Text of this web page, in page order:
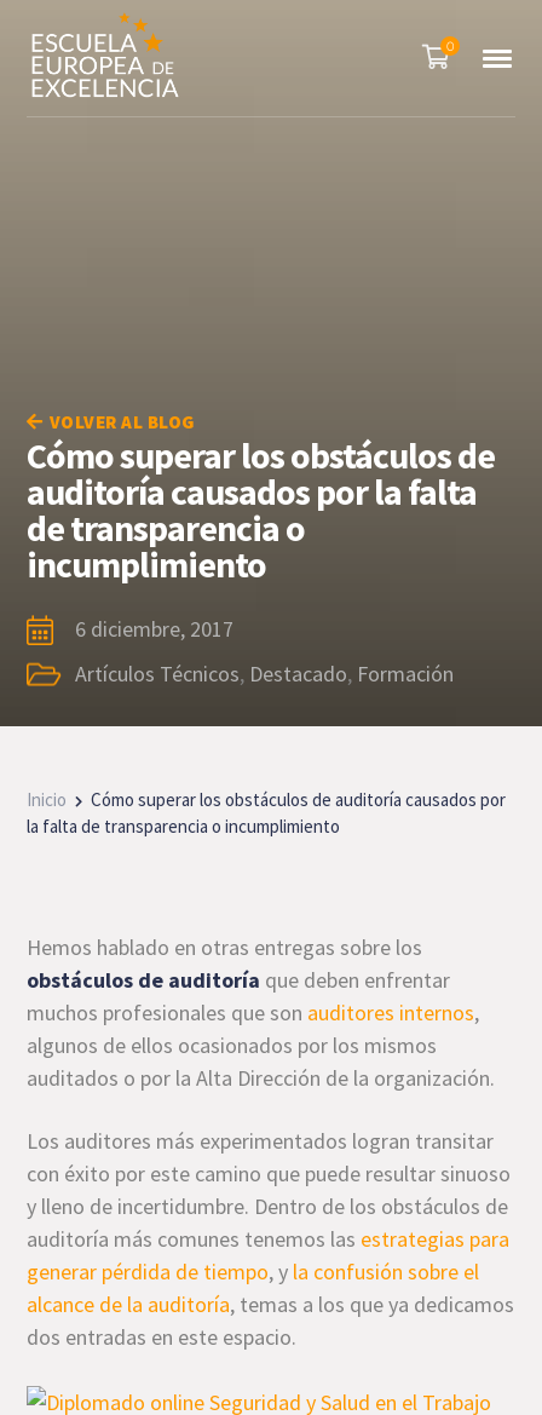
0
VOLVER AL BLOG
Cómo superar los obstáculos de
auditoría causados por la falta
de transparencia o
incumplimiento
6 diciembre, 2017
Artículos Técnicos, Destacado, Formación
Inicio
Cómo superar los obstáculos de auditoría causados por
la falta de transparencia o incumplimiento
Hemos hablado en otras entregas sobre los
obstáculos de auditoría que deben enfrentar
muchos profesionales que son auditores internos,
algunos de ellos ocasionados por los mismos
auditados o por la Alta Dirección de la organización.
Los auditores más experimentados logran transitar
con éxito por este camino que puede resultar sinuoso
y lleno de incertidumbre. Dentro de los obstáculos de
auditoría más comunes tenemos las estrategias para
generar pérdida de tiempo, y la confusión sobre el
alcance de la auditoría, temas a los que ya dedicamos
dos entradas en este espacio.